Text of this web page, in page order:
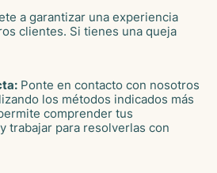
a garantizar una experiencia
clientes. Si tienes una queja
Ponte en contacto con nosotros
los métodos indicados más
comprender tus
trabajar para resolverlas con